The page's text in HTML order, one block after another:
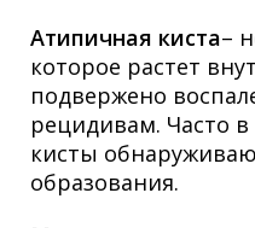
Атипичная киста–
которое растет
подвержено
рецидивам. Часто
кисты
образования.